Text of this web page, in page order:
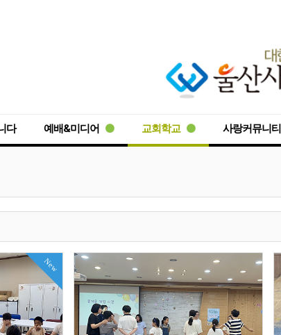
다 예배&미디어 교회학교 사랑커뮤니티
New